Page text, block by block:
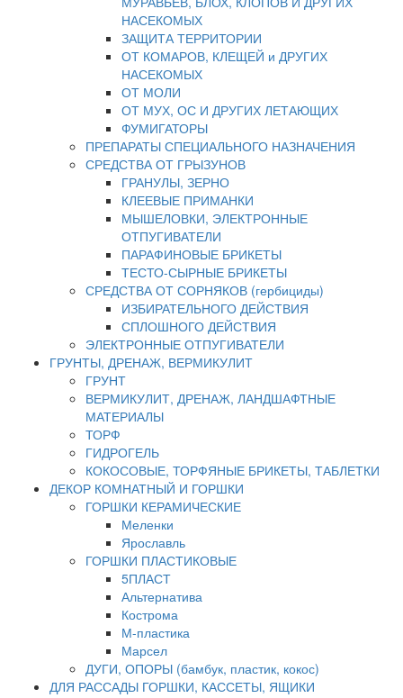
НАСЕКОМЫХ
ЗАЩИТА ТЕРРИТОРИИ
ОТ КОМАРОВ, КЛЕЩЕЙ и ДРУГИХ
НАСЕКОМЫХ
ОТ МОЛИ
ОТ МУХ, ОС И ДРУГИХ ЛЕТАЮЩИХ
ФУМИГАТОРЫ
ПРЕПАРАТЫ СПЕЦИАЛЬНОГО НАЗНАЧЕНИЯ
СРЕДСТВА ОТ ГРЫЗУНОВ
ГРАНУЛЫ, ЗЕРНО
КЛЕЕВЫЕ ПРИМАНКИ
МЫШЕЛОВКИ, ЭЛЕКТРОННЫЕ
ОТПУГИВАТЕЛИ
ПАРАФИНОВЫЕ БРИКЕТЫ
ТЕСТО-СЫРНЫЕ БРИКЕТЫ
СРЕДСТВА ОТ СОРНЯКОВ (гербициды)
ИЗБИРАТЕЛЬНОГО ДЕЙСТВИЯ
СПЛОШНОГО ДЕЙСТВИЯ
ЭЛЕКТРОННЫЕ ОТПУГИВАТЕЛИ
ГРУНТЫ, ДРЕНАЖ, ВЕРМИКУЛИТ
ГРУНТ
ВЕРМИКУЛИТ, ДРЕНАЖ, ЛАНДШАФТНЫЕ
МАТЕРИАЛЫ
ТОРФ
ГИДРОГЕЛЬ
КОКОСОВЫЕ, ТОРФЯНЫЕ БРИКЕТЫ, ТАБЛЕТКИ
ДЕКОР КОМНАТНЫЙ И ГОРШКИ
ГОРШКИ КЕРАМИЧЕСКИЕ
Меленки
Ярославль
ГОРШКИ ПЛАСТИКОВЫЕ
5ПЛАСТ
Альтернатива
Кострома
М-пластика
Марсел
ДУГИ, ОПОРЫ (бамбук, пластик, кокос)
ДЛЯ РАССАДЫ ГОРШКИ, КАССЕТЫ, ЯЩИКИ